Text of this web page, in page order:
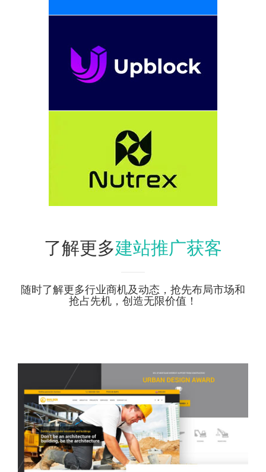
了解更多建站推广获客
随时了解更多行业商机及动态，抢先布局市场和
抢占先机，创造无限价值！